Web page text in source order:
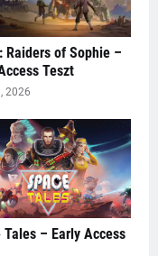
Raiders of Sophie –
Teszt
2026
Tales – Early Access